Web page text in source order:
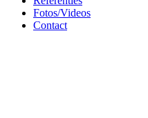
Fotos/Videos
Contact